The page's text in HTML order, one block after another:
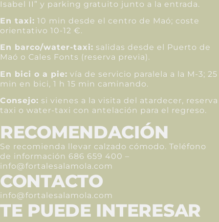
Isabel II” y parking gratuito junto a la entrada.
En taxi: 10 min desde el centro de Maó; coste
orientativo 10-12 €.
En barco/water-taxi: salidas desde el Puerto de
Maó o Cales Fonts (reserva previa).
En bici o a pie: vía de servicio paralela a la M-3; 25
min en bici, 1 h 15 min caminando.
Consejo: si vienes a la visita del atardecer, reserva
taxi o water-taxi con antelación para el regreso.
RECOMENDACIÓN
Se recomienda llevar calzado cómodo. Teléfono
de información 686 659 400 –
info@fortalesalamola.com
CONTACTO
info@fortalesalamola.com
TE PUEDE INTERESAR